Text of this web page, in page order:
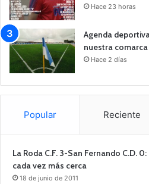
Hace 23 horas
Agenda
nuestra comarca
Hace 2 días
Popular Reciente
La Roda C.F. 3-San Fernando C.D.
cada vez más cerca
18 de junio de 2011